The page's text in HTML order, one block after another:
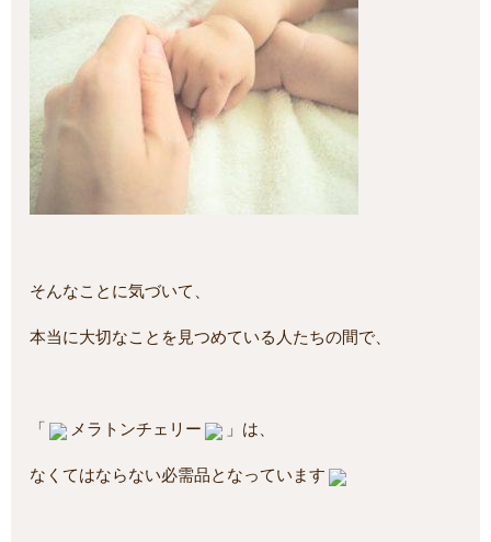
そんなことに気づいて、
本当に大切なことを見つめている人たちの間で、
「 メラトンチェリー 」は、
なくてはならない必需品となっています